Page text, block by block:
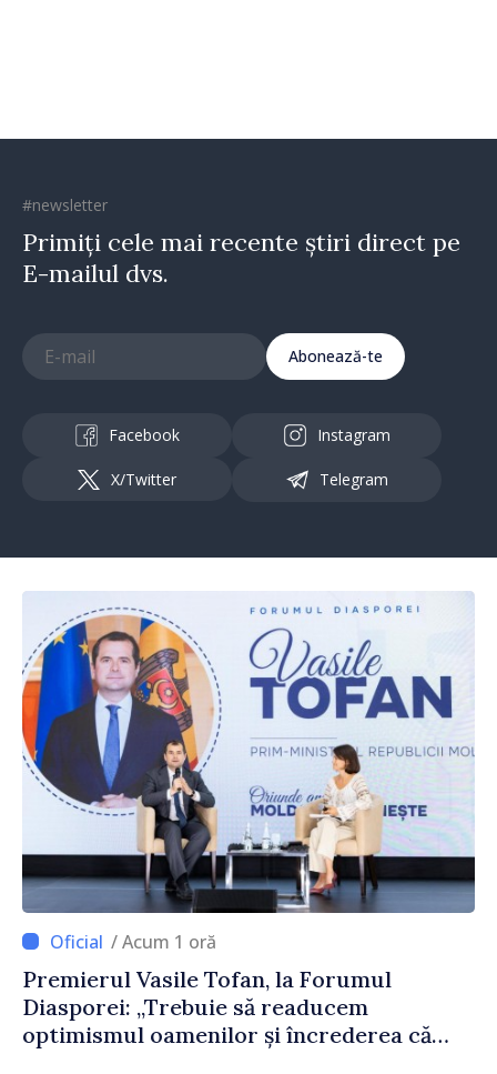
#newsletter
Primiți cele mai recente știri direct pe
E-mailul dvs.
Abonează-te
Facebook Instagram
X/Twitter Telegram
/ Acum 1 oră
Premierul Vasile Tofan, la Forumul
Diasporei: „Trebuie să readucem
optimismul oamenilor și încrederea că